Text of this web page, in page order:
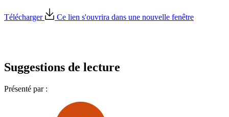
Télécharger Ce lien s'ouvrira dans une nouvelle fenêtre
Suggestions de lecture
Présenté par :